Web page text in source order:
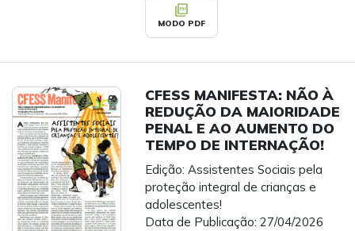
picture_as_pdf
MODO PDF
CFESS MANIFESTA: NÃO À
REDUÇÃO DA MAIORIDADE
PENAL E AO AUMENTO DO
TEMPO DE INTERNAÇÃO!
Edição: Assistentes Sociais pela
proteção integral de crianças e
adolescentes!
Data de Publicação: 27/04/2026